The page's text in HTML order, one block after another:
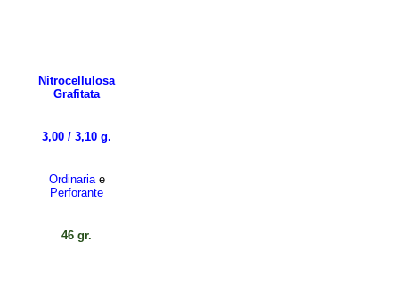
Nitrocellulosa
Grafitata
3,00 / 3,10 g.
Ordinariae
Perforante
46 gr.